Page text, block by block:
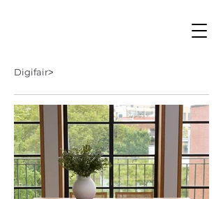
Digifair˃